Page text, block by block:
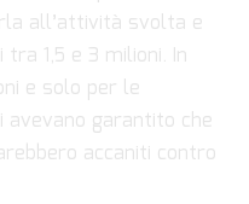
all’attività svolta e
1,5 e 3 milioni. In
e solo per le
avevano garantito che
accaniti contro